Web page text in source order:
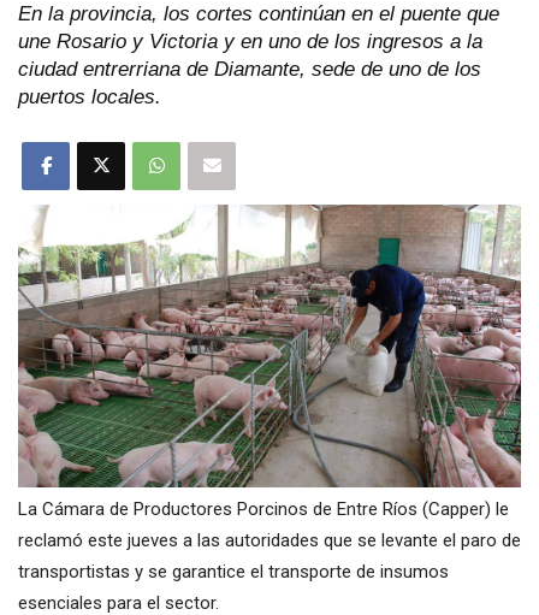
En la provincia, los cortes continúan en el puente que
une Rosario y Victoria y en uno de los ingresos a la
ciudad entrerriana de Diamante, sede de uno de los
puertos locales.
La Cámara de Productores Porcinos de Entre Ríos (Capper) le
reclamó este jueves a las autoridades que se levante el paro de
transportistas y se garantice el transporte de insumos
esenciales para el sector.